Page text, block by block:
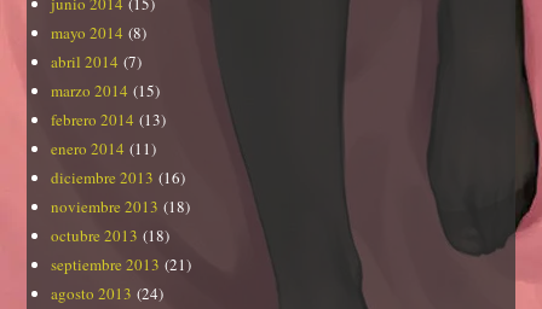
mayo 2014 (8)
abril 2014 (7)
marzo 2014 (15)
febrero 2014 (13)
enero 2014 (11)
diciembre 2013 (16)
noviembre 2013 (18)
octubre 2013 (18)
septiembre 2013 (21)
agosto 2013 (24)